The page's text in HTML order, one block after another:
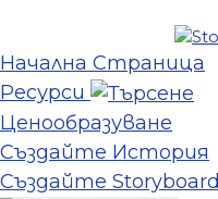
Начална Страница
Ресурси
Ценообразуване
Създайте История
Създайте Storyboard